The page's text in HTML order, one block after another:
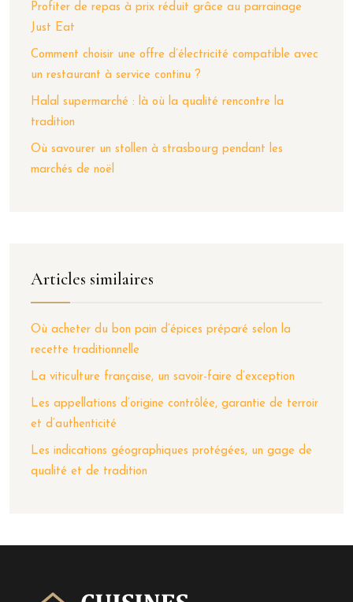
Profiter de repas à prix réduit grâce au parrainage
Just Eat
Comment choisir une offre d’électricité compatible avec
un restaurant à service continu ?
Halal supermarché : là où la qualité rencontre la
tradition
Où savourer un stollen à strasbourg pendant les
marchés de noël
Articles similaires
Où acheter du bon pain d’épices préparé selon la
recette traditionnelle
La viticulture française, un savoir-faire d’exception
Les appellations d’origine contrôlée, garantie de terroir
et d’authenticité
Les indications géographiques protégées, un gage de
qualité et de tradition